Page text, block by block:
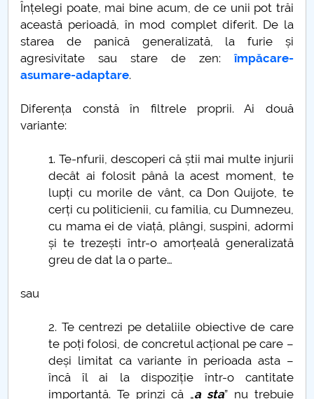
Economia României în 2020
10 Mai 1866
Metode statistice - lansare de carte
Atestarea documentară a Piteştiului (20 mai 1388)
Constantin cel Mare
După două luni…
ŞI ACUM ÎNCOTRO?
De ce avem nevoie de bătrâni
4 fețe ale lui Mihai Eminescu
Vocabularul în vremea pandemiei
Despre "a te ține de cuvânt"
Înțelegi poate, mai bine acum, de ce unii pot trăi
această perioadă, în mod complet diferit. De la
starea de panică generalizată, la furie și
agresivitate sau stare de zen:împăcare-
asumare-adaptare.
Diferența constă în filtrele proprii. Ai două
variante:
1. Te-nfurii, descoperi că știi mai multe injurii
decât ai folosit până la acest moment, te
lupți cu morile de vânt, ca Don Quijote, te
cerți cu politicienii, cu familia, cu Dumnezeu,
cu mama ei de viață, plângi, suspini, adormi
și te trezești într-o amorțeală generalizată
greu de dat la o parte…
sau
2. Te centrezi pe detaliile obiective de care
te poți folosi, de concretul acțional pe care –
deși limitat ca variante în perioada asta –
încă îl ai la dispoziție într-o cantitate
importantă. Te prinzi că „a sta” nu trebuie